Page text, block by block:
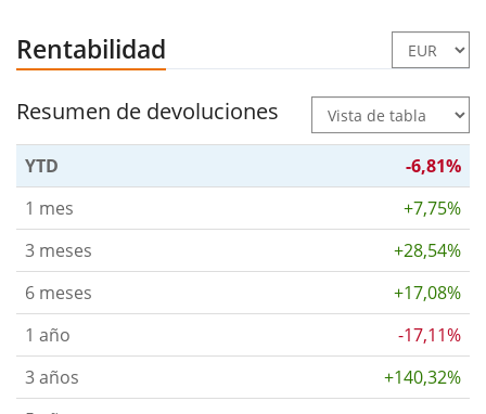
Rentabilidad
Resumen de devoluciones
YTD
-6,81%
1 mes
+7,75%
3 meses
+28,54%
6 meses
+17,08%
1 año
-17,11%
3 años
+140,32%